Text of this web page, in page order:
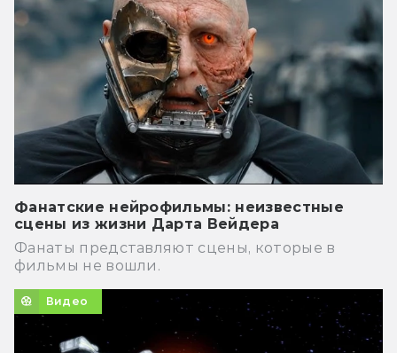
Фанатские нейрофильмы: неизвестные
сцены из жизни Дарта Вейдера
Фанаты представляют сцены, которые в
фильмы не вошли.
Видео